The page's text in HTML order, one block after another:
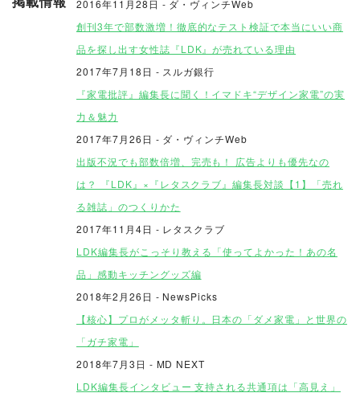
2016年11月28日 - ダ・ヴィンチWeb
創刊3年で部数激増！徹底的なテスト検証で本当にいい商
品を探し出す女性誌『LDK』が売れている理由
2017年7月18日 - スルガ銀行
『家電批評』編集長に聞く！イマドキ“デザイン家電”の実
力＆魅力
2017年7月26日 - ダ・ヴィンチWeb
出版不況でも部数倍増、完売も！ 広告よりも優先なの
は？ 『LDK』×『レタスクラブ』編集長対談【1】「売れ
る雑誌」のつくりかた
2017年11月4日 - レタスクラブ
LDK編集長がこっそり教える「使ってよかった！あの名
品」感動キッチングッズ編
2018年2月26日 - NewsPicks
【核心】プロがメッタ斬り。日本の「ダメ家電」と世界の
「ガチ家電」
2018年7月3日 - MD NEXT
LDK編集長インタビュー 支持される共通項は「高見え」